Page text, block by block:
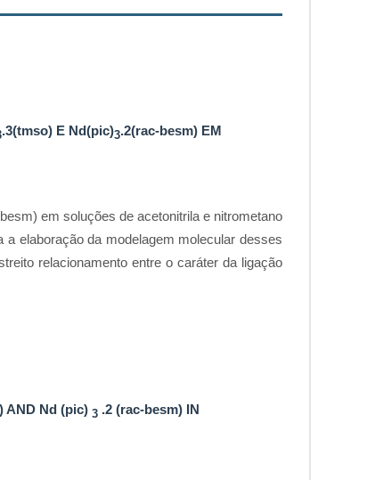
.3(tmso) E Nd(pic)3.2(rac-besm) EM
em soluções de acetonitrila e nitrometano
elaboração da modelagem molecular desses
relacionamento entre o caráter da ligação
AND Nd (pic) 3 .2 (rac-besm) IN